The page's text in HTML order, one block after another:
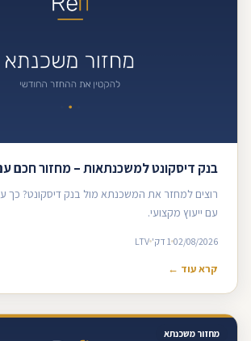
בנק דיסקונט למשכנתאות – מחזור חכם
רוצים למחזר את המשכנתא מול בנק דיסקונט? כך
עם ייעוץ מקצועי.
02/08/2026 1 דק' LTV
קרא עוד ←
מחזור משכנתא